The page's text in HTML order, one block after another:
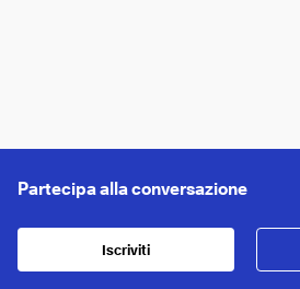
Partecipa alla conversazione
Iscriviti